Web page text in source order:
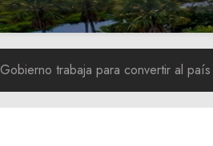
Gobierno trabaja para convertir al